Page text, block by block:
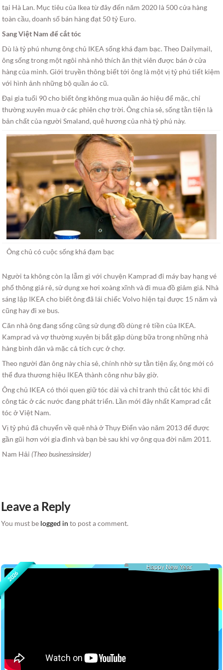
tại Hà Lan. Mục tiêu của Ikea từ đây đến năm 2020 là 500 cửa hàng
toàn cầu, doanh số bán hàng đạt 50 tỷ Euro.
Sang Việt Nam để cắt tóc
Dù là tỷ phú nhưng ông chủ IKEA sống khá đạm bạc. Theo Dailymail,
ông sống trong một ngôi nhà nhỏ thích ăn thịt viên được bán ở cửa
hàng của mình. Giới truyền thông biết tới ông là một vị tỷ phú tiết kiệm
với hình ảnh những bộ quần áo cũ.
Đại gia tuổi 90 cho biết ông không mua quần áo hiệu để mặc, chỉ
thường xuyên mua ở các phiên chợ trời. Ông chia sẻ, sống tằn tiện là
bản chất của người Smaland, quê hương của nhà tỷ phú này.
Ông chủ có cuộc sống khá đạm bạc
Người ta không còn lạ lẫm gì với chuyện Kamprad đi máy bay hạng vé
phổ thông giá rẻ, sử dụng xe hơi xoàng xĩnh và đi mua đồ giảm giá. Nhà
sáng lập IKEA cho biết ông đã lái chiếc Volvo hiện tại được 15 năm và
cũng hay đi xe bus.
Căn nhà ông đang sống cũng sử dụng đồ dùng rẻ tiền của IKEA.
Kamprad và vợ thường xuyên bị bắt gặp dùng bữa trong những nhà
hàng bình dân và mặc cả tích cực ở chợ.
Theo người đàn ông này chia sẻ, chính nhờ sự tằn tiện ấy, ông mới có
thể đưa thương hiệu IKEA thành công như bây giờ.
Ông chủ IKEA có thói quen giữ tóc dài và chỉ tranh thủ cắt tóc khi đi
công tác ở các nước đang phát triển. Lần mới đây nhất Kamprad cắt
tóc ở Việt Nam.
Vị tỷ phú đã chuyển về quê nhà ở Thụy Điển vào năm 2013 để được
gần gũi hơn với gia đình và bạn bè sau khi vợ ông qua đời năm 2011.
Nam Hải (Theo businessinsider)
Leave a Reply
You must be logged in to post a comment.
2026
Happy New Year